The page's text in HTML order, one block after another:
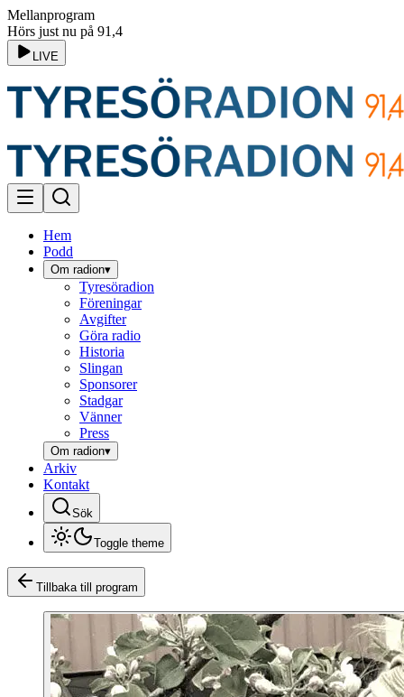
Mellanprogram
Hörs just nu på 91,4
LIVE
Hem
Podd
Om radion▾
Tyresöradion
Föreningar
Avgifter
Göra radio
Historia
Slingan
Sponsorer
Stadgar
Vänner
Press
Om radion▾
Arkiv
Kontakt
Sök
Toggle theme
Tillbaka till program